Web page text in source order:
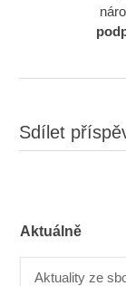
Sdílet
Aktuálně
Aktuality ze